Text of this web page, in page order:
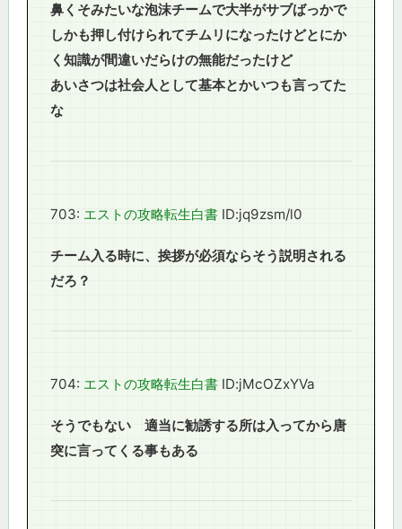
鼻くそみたいな泡沫チームで大半がサブばっかで
しかも押し付けられてチムリになったけどとにか
く知識が間違いだらけの無能だったけど
あいさつは社会人として基本とかいつも言ってた
な
703: エストの攻略転生白書 ID:jq9zsm/l0
チーム入る時に、挨拶が必須ならそう説明される
だろ？
704: エストの攻略転生白書 ID:jMcOZxYVa
そうでもない 適当に勧誘する所は入ってから唐
突に言ってくる事もある